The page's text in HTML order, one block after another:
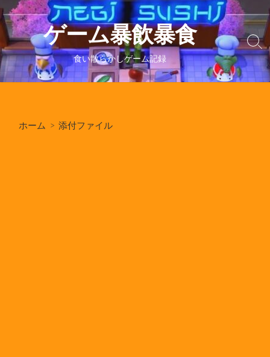
コ
ン
テ
ン
ツ
へ
ゲーム暴飲暴食
食い散らかしゲーム記録
検
索
り
ホーム > 添付ファイル